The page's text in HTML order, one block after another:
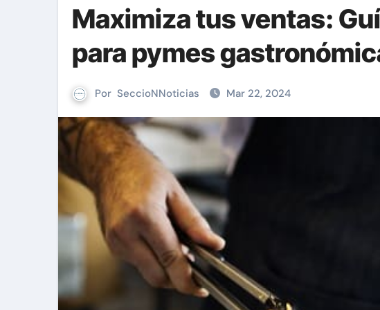
Maximiza tus ventas:
para pymes
Por SeccioNNoticias Mar 22, 2024